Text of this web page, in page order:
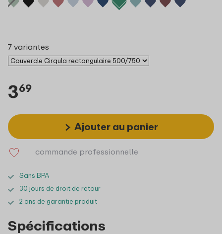
7 variantes
369
Ajouter au panier
commande professionnelle
Sans BPA
30 jours de droit de retour
2 ans de garantie produit
Spécifications